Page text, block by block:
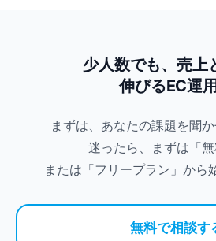
少人数でも、売上
伸びるEC運
まずは、あなたの課題を聞か
迷ったら、まずは「無
または「フリープラン」から
無料で相談す